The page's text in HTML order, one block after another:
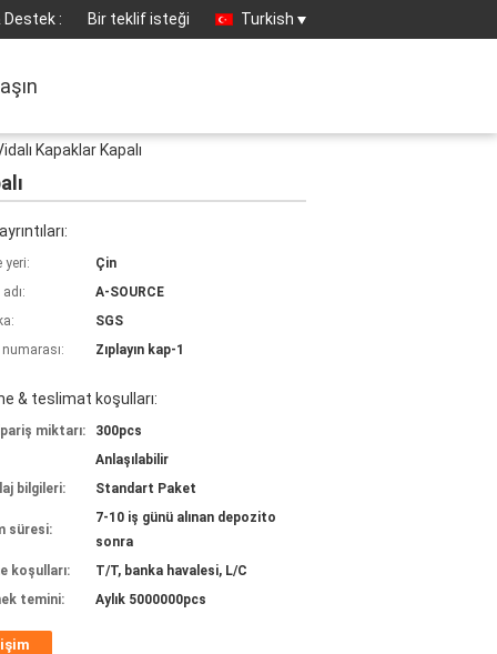
Destek : Bir teklif isteği Turkish
Kapaklar Kapalı
yeri:
Çin
A-SOURCE
SGS
Zıplayın kap-1
& teslimat koşulları:
miktarı:
300pcs
Anlaşılabilir
bilgileri:
Standart Paket
süresi:
7-10 iş günü alınan depozito
sonra
koşulları:
T/T, banka havalesi, L/C
temini:
Aylık 5000000pcs